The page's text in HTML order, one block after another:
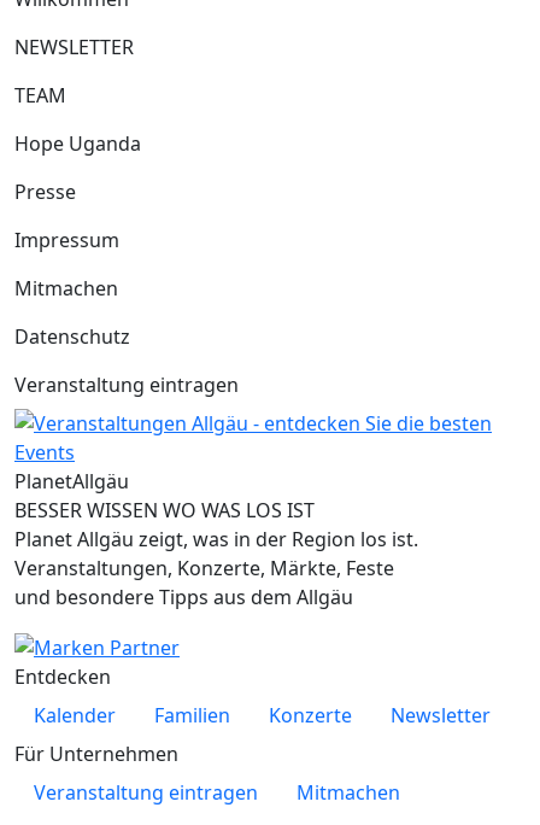
NEWSLETTER
TEAM
Hope Uganda
Presse
Impressum
Mitmachen
Datenschutz
Veranstaltung eintragen
PlanetAllgäu
BESSER WISSEN WO WAS LOS IST
Planet Allgäu zeigt, was in der Region los ist.
Veranstaltungen, Konzerte, Märkte, Feste
und besondere Tipps aus dem Allgäu
Entdecken
Kalender
Familien Konzerte
Newsletter
Für Unternehmen
Veranstaltung eintragen
Mitmachen